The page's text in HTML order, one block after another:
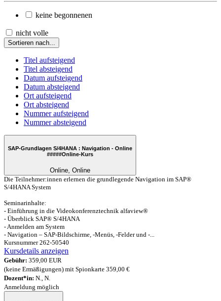
keine begonnenen
nicht volle
Sortieren nach...
Titel aufsteigend
Titel absteigend
Datum aufsteigend
Datum absteigend
Ort aufsteigend
Ort absteigend
Nummer aufsteigend
Nummer absteigend
SAP-Grundlagen S/4HANA : Navigation - Online
#####Online-Kurs
Online, Online
Die Teilnehmer:innen erlernen die grundlegende Navigation im SAP®
S/4HANA System
Seminarinhalte:
- Einführung in die Videokonferenztechnik alfaview®
- Überblick SAP® S/4HANA
- Anmelden am System
- Navigation – SAP-Bildschirme, -Menüs, -Felder und -...
Kursnummer 262-50540
Kursdetails anzeigen
Gebühr: 359,00 EUR
(keine Ermäßigungen) mit Spionkarte 359,00 €
Dozent*in: N., N.
Anmeldung möglich